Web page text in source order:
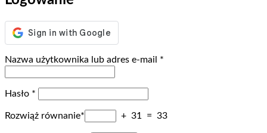
Nazwa użytkownika lub adres e-mail *
Hasło *
Rozwiąż równanie* + 31 = 33